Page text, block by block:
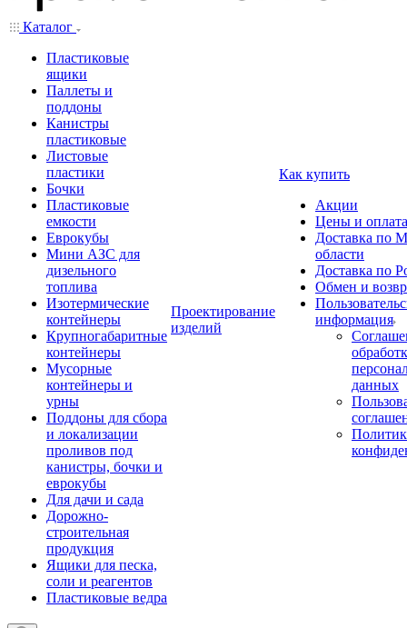
Каталог
Пластиковые
ящики
Паллеты и
поддоны
Канистры
пластиковые
Листовые
пластики
Бочки
Пластиковые
емкости
Еврокубы
Мини АЗС для
дизельного
топлива
Изотермические
контейнеры
Крупногабаритные
контейнеры
Мусорные
контейнеры и
урны
Поддоны для сбора
и локализации
проливов под
канистры, бочки и
еврокубы
Для дачи и сада
Дорожно-
строительная
продукция
Ящики для песка,
соли и реагентов
Пластиковые ведра
Проектирование
изделий
Как купить
Акции
Цены и оплата
Доставка по
области
Доставка по
Обмен и
информация
данных